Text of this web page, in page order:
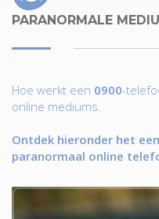
PARANORMALE
Hoe werkt een 0900-
online mediums.
Ontdek hieronder het
paranormaal online